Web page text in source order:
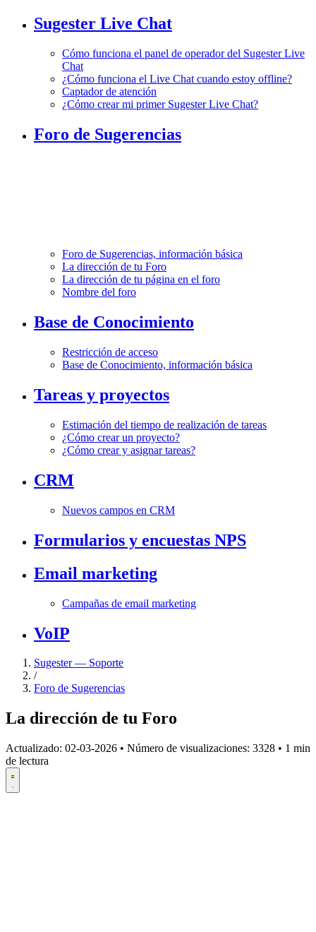
Sugester Live Chat
Cómo funciona el panel de operador del Sugester Live
Chat
¿Cómo funciona el Live Chat cuando estoy offline?
Captador de atención
¿Cómo crear mi primer Sugester Live Chat?
Foro de Sugerencias
Foro de Sugerencias, información básica
La dirección de tu Foro
La dirección de tu página en el foro
Nombre del foro
Base de Conocimiento
Restricción de acceso
Base de Conocimiento, información básica
Tareas y proyectos
Estimación del tiempo de realización de tareas
¿Cómo crear un proyecto?
¿Cómo crear y asignar tareas?
CRM
Nuevos campos en CRM
Formularios y encuestas NPS
Email marketing
Campañas de email marketing
VoIP
Sugester — Soporte
/
Foro de Sugerencias
La dirección de tu Foro
Actualizado: 02-03-2026 • Número de visualizaciones: 3328 • 1 min
de lectura